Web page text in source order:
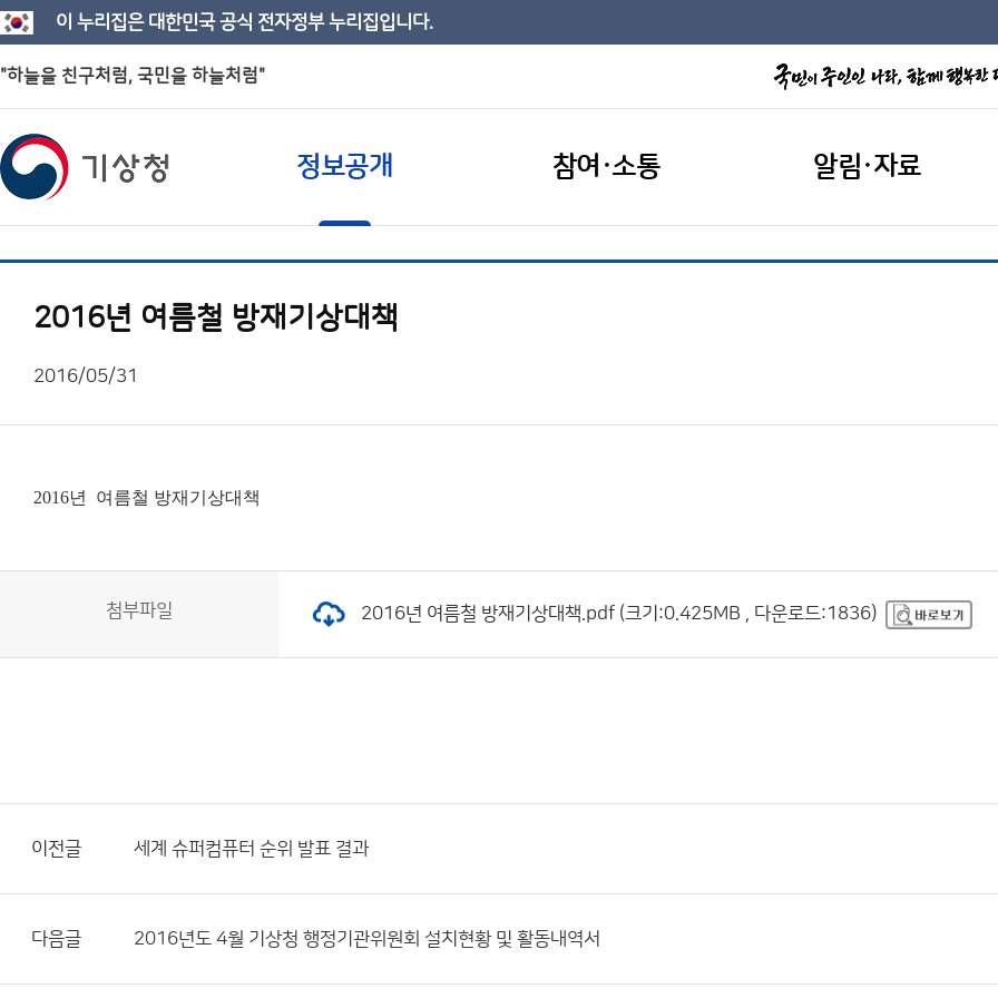
이 누리집은 대한민국 공식 전자정부 누리집입니다.
"하늘을 친구처럼, 국민을 하늘처럼"
정보공개 참여·소통 알림·자료
2016년 여름철 방재기상대책
2016/05/31
2016년 여름철 방재기상대책
첨부파일 2016년 여름철 방재기상대책.pdf (크기:0.425MB , 다운로드:1836)
이전글 세계 슈퍼컴퓨터 순위 발표 결과
다음글 2016년도 4월 기상청 행정기관위원회 설치현황 및 활동내역서